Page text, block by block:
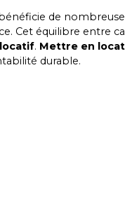
de
Cet équilibre entre
. Mettre en
durable.